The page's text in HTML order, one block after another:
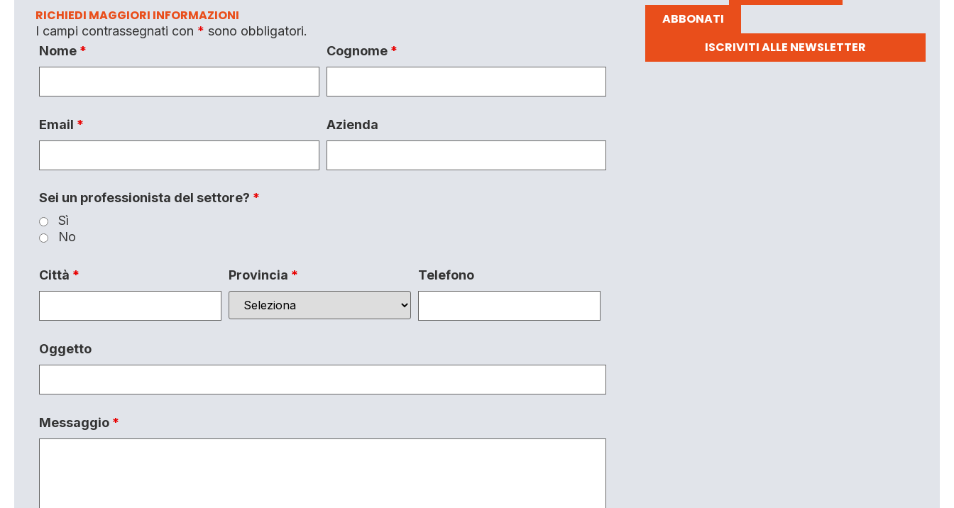
RICHIEDI MAGGIORI INFORMAZIONI
I campi contrassegnati con * sono obbligatori.
Nome * Cognome *
Email * Azienda
Sei un professionista del settore? *
Sì
No
Città * Provincia * Telefono
Oggetto
Messaggio *
ABBONATI
ISCRIVITI ALLE NEWSLETTER